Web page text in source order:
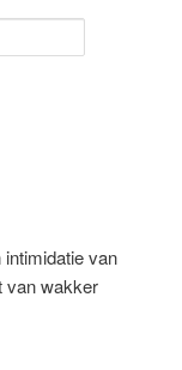
van
van wakker